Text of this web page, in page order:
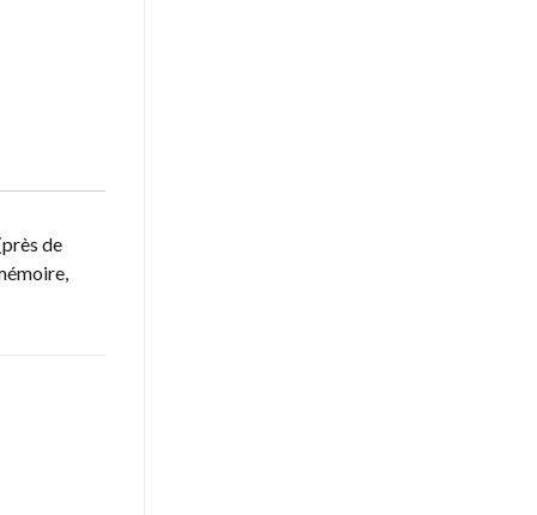
de